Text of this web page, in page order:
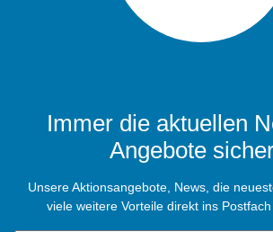
Immer die aktuellen
Angebote
Unsere Aktionsangebote, News, die
viele weitere Vorteile direkt ins Postfach